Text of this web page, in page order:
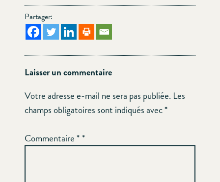
Partager:
Laisser un commentaire
Votre adresse e-mail ne sera pas publiée. Les
champs obligatoires sont indiqués avec*
Commentaire*